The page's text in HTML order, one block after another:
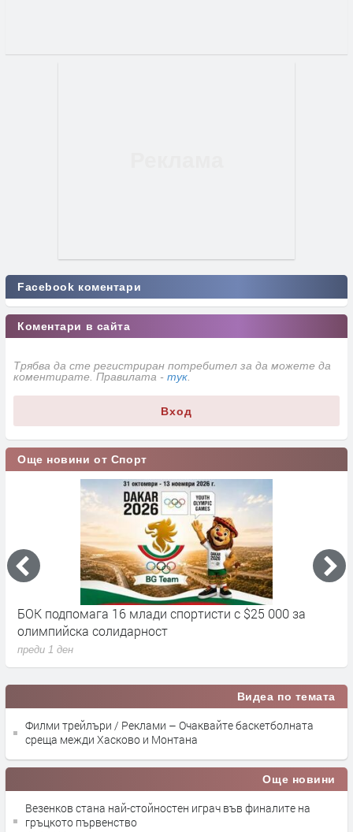
Facebook коментари
Коментари в сайта
Трябва да сте регистриран потребител за да можете да
коментирате. Правилата - тук
Вход
Още новини от Спорт
с $25 000 за Джокович предложи
преди 1 ден
Видеа по темата
Филми трейлъри / Реклами – Очаквайте баскетболната
среща межди Хасково и Монтана
Още новини
Везенков стана най-стойностен играч във финалите на
гръцкото първенство